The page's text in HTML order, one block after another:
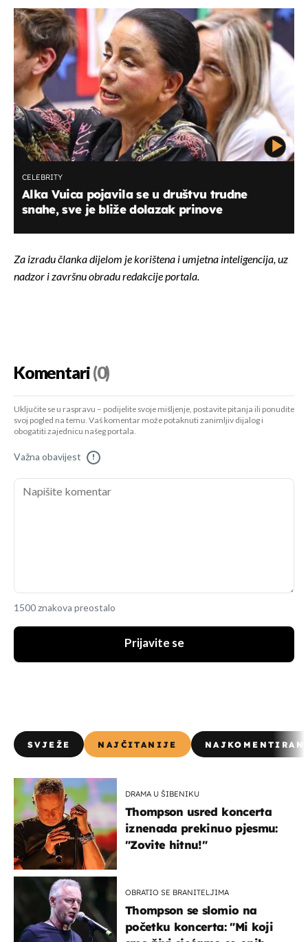
CELEBRITY
Alka Vuica pojavila se u društvu trudne
snahe, sve je bliže dolazak prinove
Za izradu članka dijelom je korištena i umjetna inteligencija, uz
nadzor i završnu obradu redakcije portala.
Komentari(0)
Uključite se u raspravu – podijelite svoje mišljenje, postavite pitanja ili ponudite
svoj pogled na temu. Vaš komentar može potaknuti zanimljiv dijalog i
obogatiti zajednicu našeg portala.
Važna obavijest !
1500 znakova preostalo
Prijavite se
SVJEŽE NAJČITANIJE
DRAMA U ŠIBENIKU
Thompson usred koncerta
iznenada prekinuo pjesmu:
"Zovite hitnu!"
OBRATIO SE BRANITELJIMA
Thompson se slomio na
početku koncerta: "Mi koji